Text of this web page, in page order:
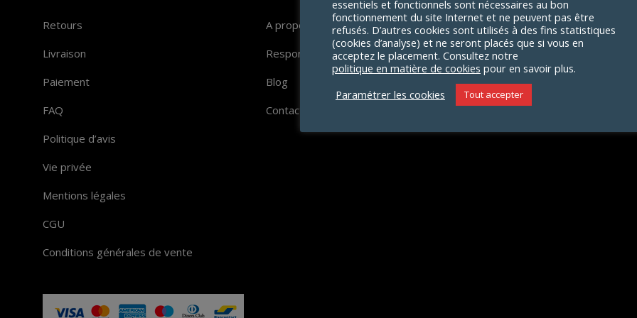
Retours
Livraison
Paiement
FAQ
Politique d’avis
Vie privée
Mentions légales
CGU
Conditions générales de vente
A propos
Responsabilité sociétale
Blog
Contact
essentiels et fonctionnels sont nécessaires au bon
fonctionnement du site Internet et ne peuvent pas être
refusés. D’autres cookies sont utilisés à des fins statistiques
(cookies d’analyse) et ne seront placés que si vous en
acceptez le placement. Consultez notre
politique en matière de cookies pour en savoir plus.
Paramétrer les cookies
Tout accepter